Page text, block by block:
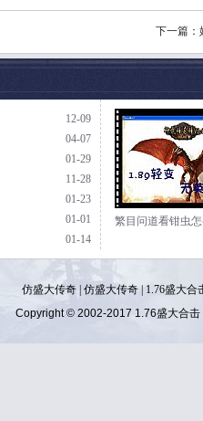
下一篇：
12-09
04-07
01-29
11-28
01-23
01-01
01-14
繁目问道看钳虫
仿盛大传奇| 仿盛大传奇|
1.76盛大合
Copyright © 2002-2017 1.76盛大合击